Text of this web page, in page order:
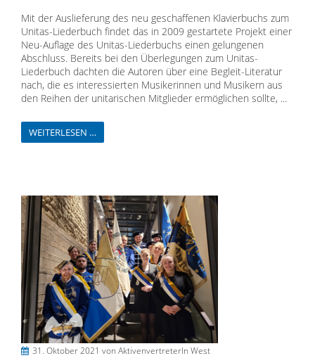
Mit der Auslieferung des neu geschaffenen Klavierbuchs zum
Unitas-Liederbuch findet das in 2009 gestartete Projekt einer
Neu-Auflage des Unitas-Liederbuchs einen gelungenen
Abschluss. Bereits bei den Überlegungen zum Unitas-
Liederbuch dachten die Autoren über eine Begleit-Literatur
nach, die es interessierten Musikerinnen und Musikern aus
den Reihen der unitarischen Mitglieder ermöglichen sollte, ...
WEITERLESEN …
31. Oktober 2021 von AktivenvertreterIn West